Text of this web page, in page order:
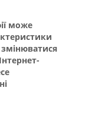
може